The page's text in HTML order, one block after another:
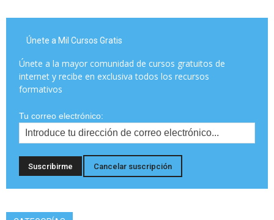
Únete a Mil Cursos Gratis
Únete a la mayor comunidad de cursos gratuitos de
internet y recibe en exclusiva todos los recursos
formativos
Tu correo electrónico: